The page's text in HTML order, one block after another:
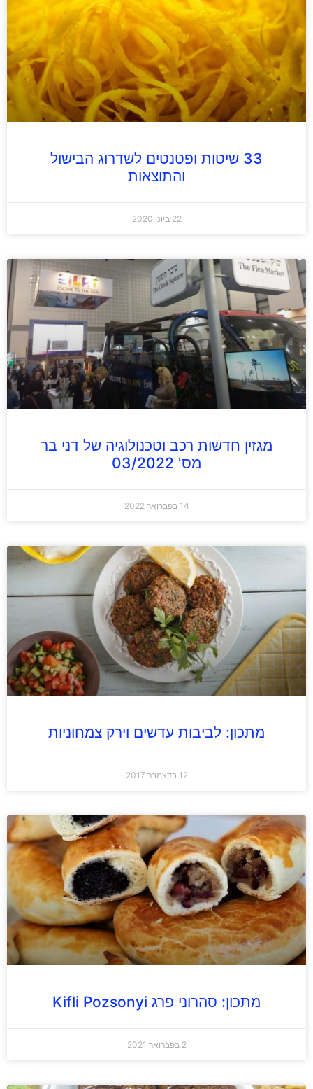
33 שיטות ופטנטים לשדרוג הבישול
והתוצאות
22 ביוני 2020
מגזין חדשות רכב וטכנולוגיה של דני בר
מס' 03/2022
14 בפברואר 2022
מתכון: לביבות עדשים וירק צמחוניות
12 בדצמבר 2017
מתכון: סהרוני פרג Kifli Pozsonyi
2 בפברואר 2021